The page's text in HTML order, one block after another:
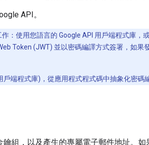
API。
：使用您語言的 Google API 用戶端程式庫
Token (JWT) 並以密碼編譯方式簽署，如
端程式庫)，從應用程式程式碼中抽象化密碼
鑰組，以及產生的專屬電子郵件地址。